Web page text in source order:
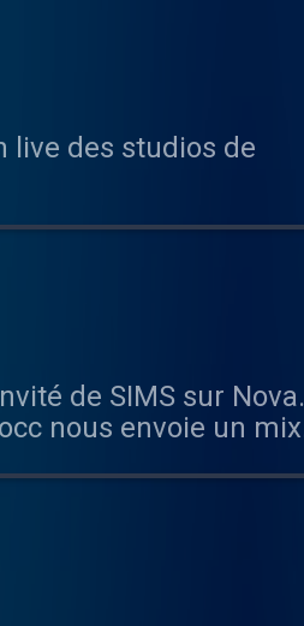
live des studios de
de SIMS sur Nova.
nous envoie un mix